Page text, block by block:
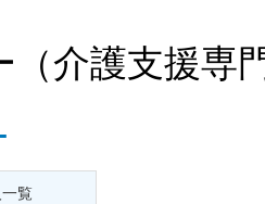
介護支援専
覧